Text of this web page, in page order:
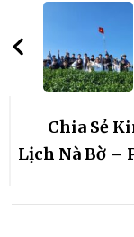
hướng
bài
viết
Chia Sẻ
Lịch Nà Bờ –